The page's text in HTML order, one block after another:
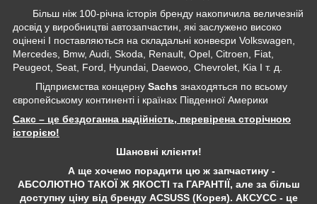
Більш ніж 100-річна історія бренду накопичила величезній
досвід у виробництві автозапчастин, які заслужено високо
оцінені І поставляються на складальні конвеєри Volkswagen,
Mercedes, Bmw, Audi, Skoda, Renault, Opel, Citroen, Fiat,
Peugeot, Seat, Ford, Hyundai, Daewoo, Chevrolet, Kia І т. д.
Підприємства концерну Sachs знаходяться по всьому
європейському континенті і країнах Південної Америки
Сакс – це бездоганна надійність, перевірена сторічною
історією!
Шановні клієнти!
А ще хочемо порадити цю ж запчастину -
АБСОЛЮТНО ТАКОЇ Ж ЯКОСТІ та ГАРАНТІЇ, але за більш
доступну ціну від бренду ACSUSS (Корея). АКСУСС - це